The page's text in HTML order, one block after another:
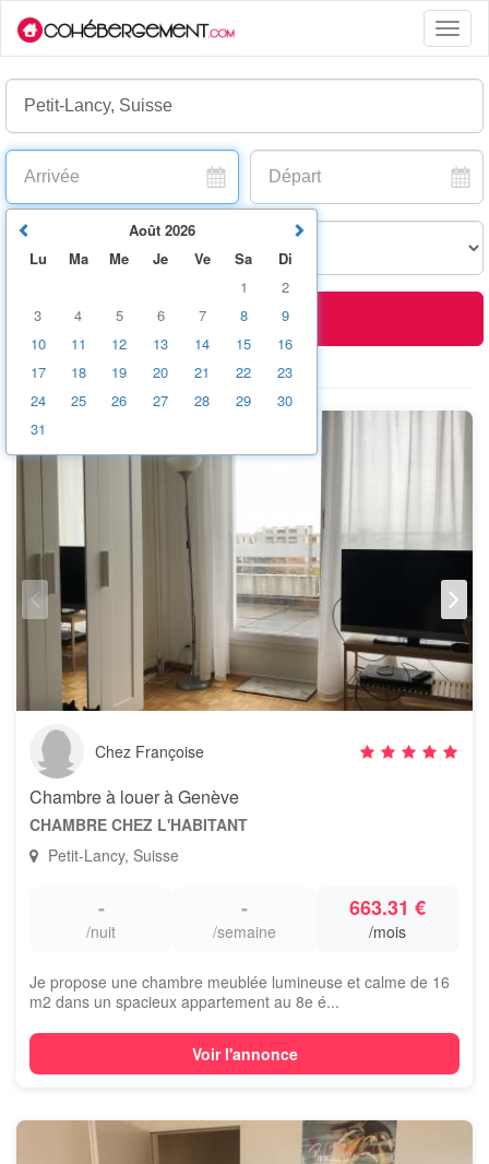
Toggle
Rechercher
+ options
Chez Françoise
Chambre à louer à Genève
CHAMBRE CHEZ L'HABITANT
Petit-Lancy, Suisse
-
/nuit
-
/semaine
663.31 €
/mois
Je propose une chambre meublée lumineuse et calme de 16
m2 dans un spacieux appartement au 8e é...
Voir l'annonce
Août 2026
Lu
Ma Me Je Ve Sa
Di
1
2
3
4 5 6 7 8
9
10
11 12 13 14 15
16
17
18 19 20 21 22
23
24
25 26 27 28 29
30
31